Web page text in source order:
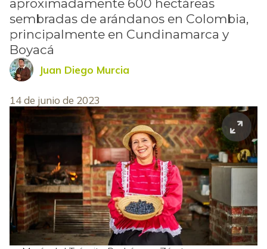
aproximadamente 600 hectáreas
sembradas de arándanos en Colombia,
principalmente en Cundinamarca y
Boyacá
Juan Diego Murcia
14 de junio de 2023